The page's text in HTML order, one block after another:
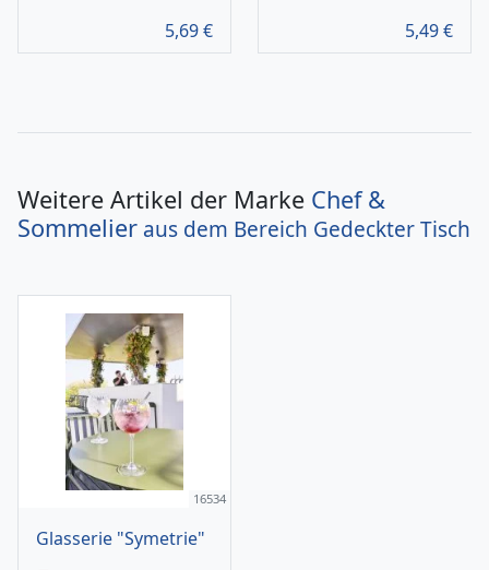
5,69€
5,49€
Weitere Artikel der Marke Chef &
Sommelier aus dem Bereich Gedeckter Tisch
16534
Glasserie "Symetrie"